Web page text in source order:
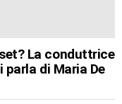
La conduttrice
di Maria De